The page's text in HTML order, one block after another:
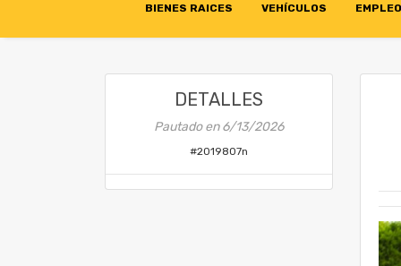
BIENES RAICES VEHÍCULOS
DETALLES
Pautado en6/13/2026
#2019807n